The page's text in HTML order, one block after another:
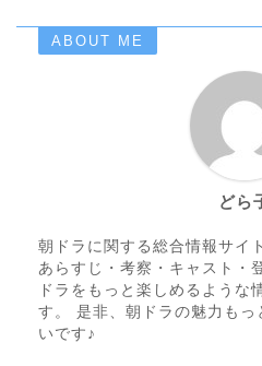
ABOUT ME
どら
朝ドラに関する総合情報サイ
あらすじ・考察・キャスト・
ドラをもっと楽しめるような
す。 是非、朝ドラの魅力もっ
いです♪